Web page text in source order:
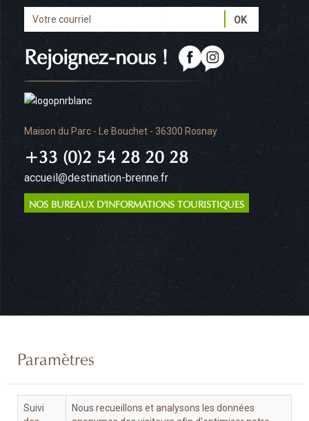
Maison du Parc - Le Bouchet - 36300 Rosnay
+33 (0)2 54 28 20 28
accueil@destination-brenne.fr
NOS BUREAUX D'INFORMATIONS TOURISTIQUES
Rejoignez-nous !
Paramètres
Suivi
Nous recueillons et analysons les données